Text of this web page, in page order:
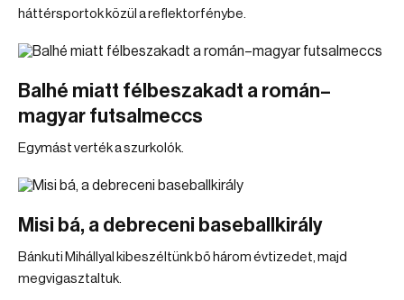
háttérsportok közül a reflektorfénybe.
Balhé miatt félbeszakadt a román–
magyar futsalmeccs
Egymást verték a szurkolók.
Misi bá, a debreceni baseballkirály
Bánkuti Mihállyal kibeszéltünk bő három évtizedet, majd
megvigasztaltuk.